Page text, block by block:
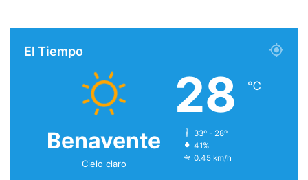
El Tiempo
Benavente
Cielo claro
28 ℃
33º - 28º
41%
0.45 km/h